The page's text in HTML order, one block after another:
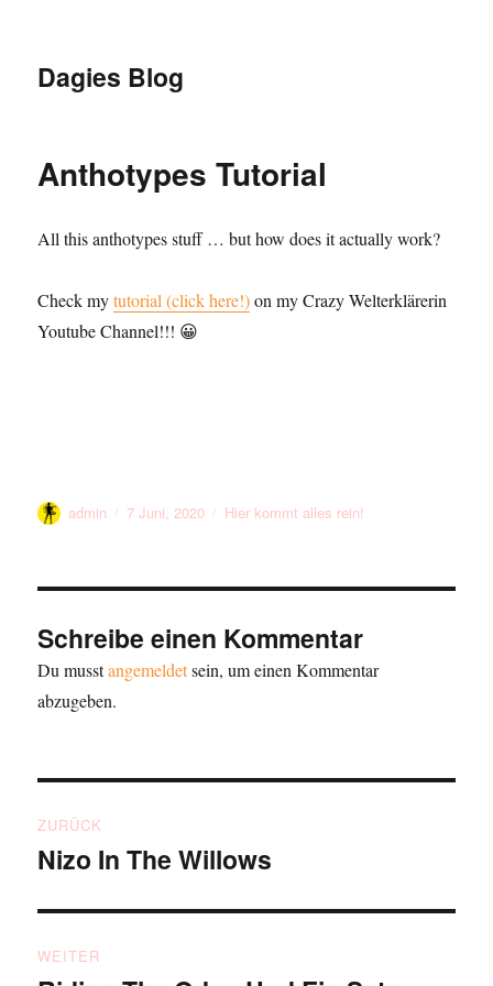
Dagies Blog
Anthotypes Tutorial
All this anthotypes stuff … but how does it actually work?
Check mytutorial (click here!)on my Crazy Welterklärerin
Youtube Channel!!! 😀
Autor
admin
Veröffentlicht
7 Juni, 2020 Kategorien
Hier kommt alles rein!
Schreibe einen Kommentar
Du musstangemeldetsein, um einen Kommentar
abzugeben.
ZURÜCK
Vorheriger
Nizo In The Willows
WEITER